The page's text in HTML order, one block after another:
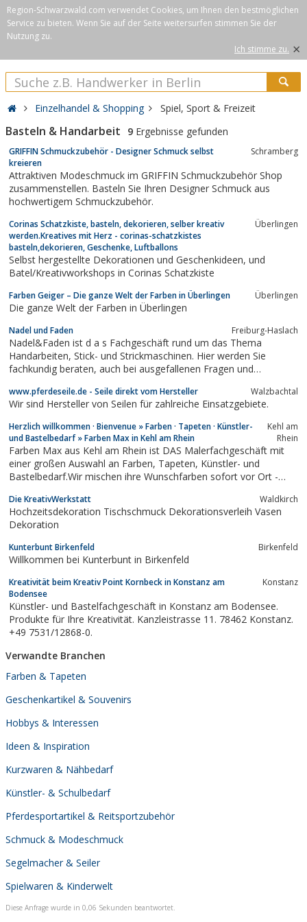
Region-Schwarzwald.com verwendet Cookies, um Ihnen den bestmöglichen
Service zu bieten. Wenn Sie auf der Seite weitersurfen stimmen Sie der
Nutzung zu.
Ich stimme zu. ×
Einzelhandel & Shopping Spiel, Sport & Freizeit
Basteln & Handarbeit 9 Ergebnisse gefunden
GRIFFIN Schmuckzubehör - Designer Schmuck selbst
kreieren
Schramberg
Attraktiven Modeschmuck im GRIFFIN Schmuckzubehör Shop
zusammenstellen. Basteln Sie Ihren Designer Schmuck aus
hochwertigem Schmuckzubehör.
Corinas Schatzkiste, basteln, dekorieren, selber kreativ
werden.Kreatives mit Herz - corinas-schatzkistes
basteln,dekorieren, Geschenke, Luftballons
Überlingen
Selbst hergestellte Dekorationen und Geschenkideen, und
Batel/Kreativworkshops in Corinas Schatzkiste
Farben Geiger – Die ganze Welt der Farben in Überlingen Überlingen
Die ganze Welt der Farben in Überlingen
Nadel und Faden Freiburg-Haslach
Nadel&Faden ist d a s Fachgeschäft rund um das Thema
Handarbeiten, Stick- und Strickmaschinen. Hier werden Sie
fachkundig beraten, auch bei ausgefallenen Fragen und
www.pferdeseile.de - Seile direkt vom Hersteller Walzbachtal
Wir sind Hersteller von Seilen für zahlreiche Einsatzgebiete.
Herzlich willkommen · Bienvenue » Farben · Tapeten · Künstler-
und Bastelbedarf » Farben Max in Kehl am Rhein
Kehl am
Rhein
Farben Max aus Kehl am Rhein ist DAS Malerfachgeschäft mit
einer großen Auswahl an Farben, Tapeten, Künstler- und
Bastelbedarf.Wir mischen ihre Wunschfarben sofort vor Ort -
vente bricolage, des couleurs et des papiers peints - visitez-nous
á Kehl, Allemagne
Die KreativWerkstatt Waldkirch
Hochzeitsdekoration Tischschmuck Dekorationsverleih Vasen
Dekoration
Kunterbunt Birkenfeld Birkenfeld
Willkommen bei Kunterbunt in Birkenfeld
Kreativität beim Kreativ Point Kornbeck in Konstanz am
Bodensee
Konstanz
Künstler- und Bastelfachgeschäft in Konstanz am Bodensee.
Produkte für Ihre Kreativität. Kanzleistrasse 11. 78462 Konstanz.
+49 7531/12868-0.
Verwandte Branchen
Farben & Tapeten
Geschenkartikel & Souvenirs
Hobbys & Interessen
Ideen & Inspiration
Kurzwaren & Nähbedarf
Künstler- & Schulbedarf
Pferdesportartikel & Reitsportzubehör
Schmuck & Modeschmuck
Segelmacher & Seiler
Spielwaren & Kinderwelt
Diese Anfrage wurde in 0,06 Sekunden beantwortet.